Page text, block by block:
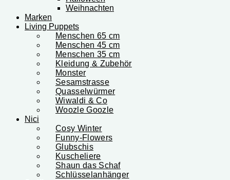
Weihnachten
Marken
Living Puppets
Menschen 65 cm
Menschen 45 cm
Menschen 35 cm
Kleidung & Zubehör
Monster
Sesamstrasse
Quasselwürmer
Wiwaldi & Co
Woozle Goozle
Nici
Cosy Winter
Funny-Flowers
Glubschis
Kuscheliere
Shaun das Schaf
Schlüsselanhänger